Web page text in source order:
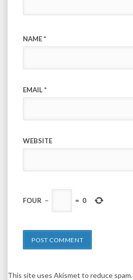
NAME*
EMAIL*
WEBSITE
FOUR − = 0
This site uses Akismet to reduce spam.